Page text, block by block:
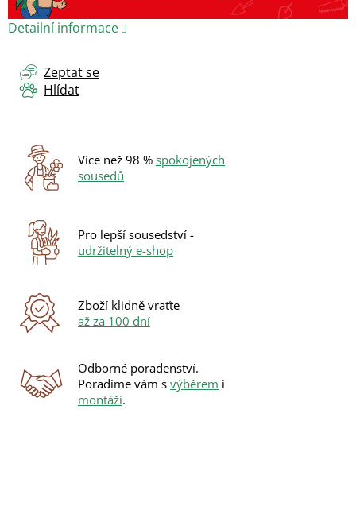
Detailní informace
Zeptat se
Hlídat
Více než 98 % spokojených
sousedů
Pro lepší sousedství -
udržitelný e-shop
Zboží klidně vraťte
až za 100 dní
Odborné poradenství.
Poradíme vám s výběrem i
montáží.